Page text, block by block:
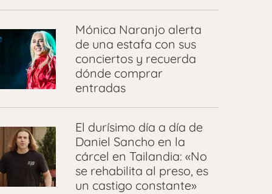
Mónica Naranjo alerta
de una estafa con sus
conciertos y recuerda
dónde comprar
entradas
El durísimo día a día de
Daniel Sancho en la
cárcel en Tailandia: «No
se rehabilita al preso, es
un castigo constante»